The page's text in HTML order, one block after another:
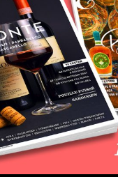
røde bær, sort peber,
også bitter